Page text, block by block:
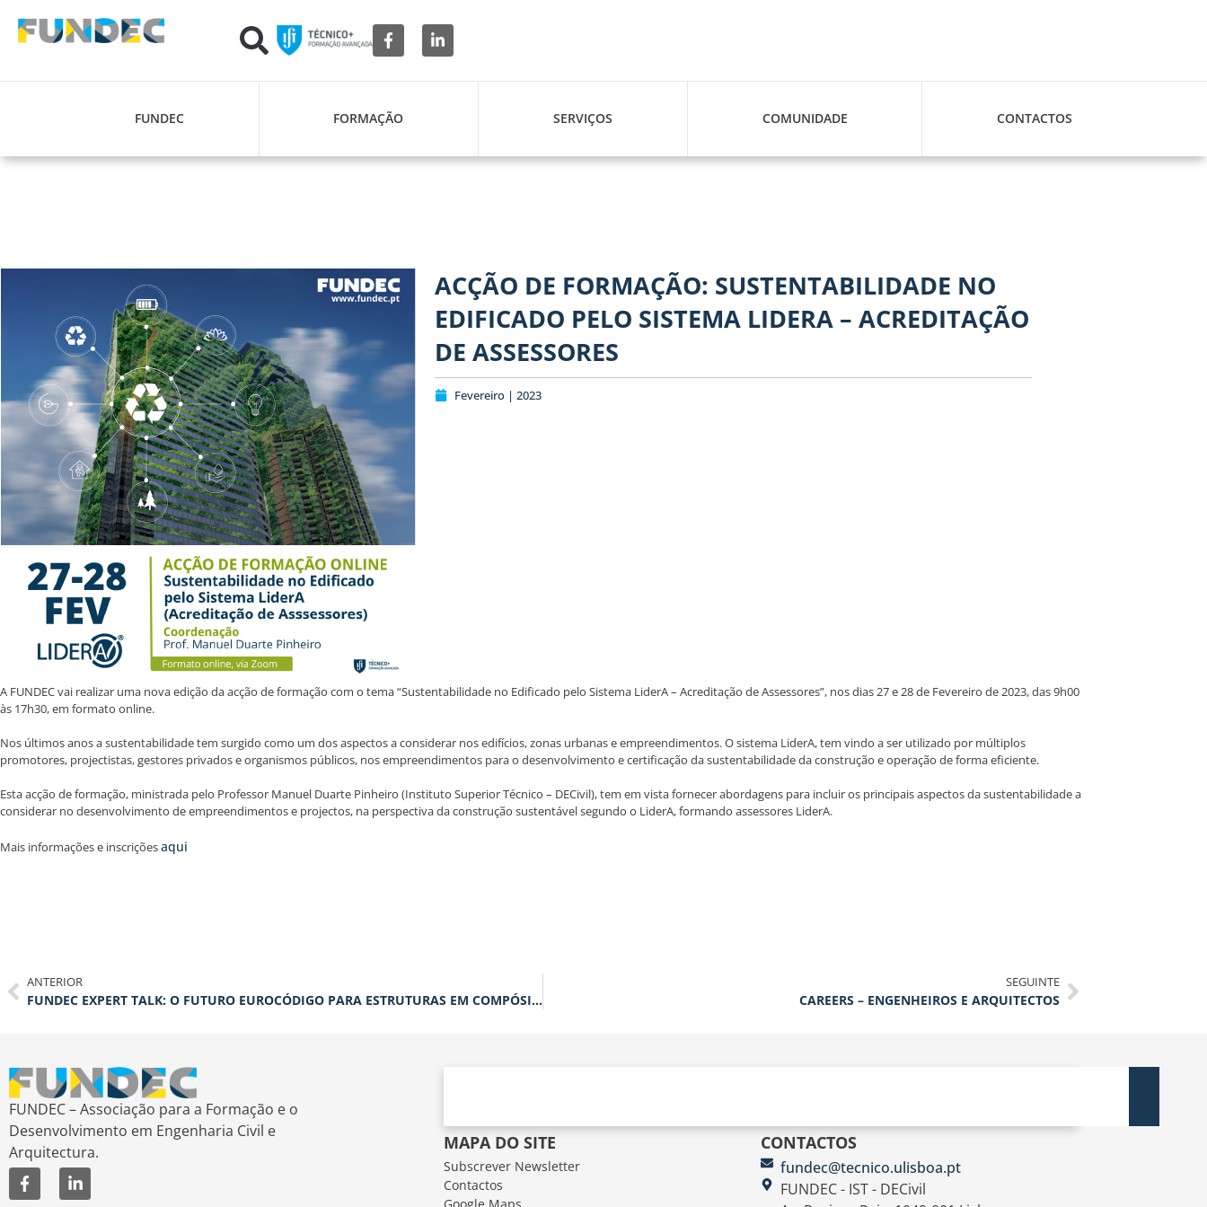
FUNDEC FORMAÇÃO SERVIÇOS COMUNIDADE CONTACTOS
ACÇÃO DE FORMAÇÃO: SUSTENTABILIDADE NO
EDIFICADO PELO SISTEMA LIDERA – ACREDITAÇÃO
DE ASSESSORES
Fevereiro | 2023
A FUNDEC vai realizar uma nova edição da acção de formação com o tema “Sustentabilidade no Edificado pelo Sistema LiderA – Acreditação de Assessores”, nos dias 27 e 28 de Fevereiro de 2023, das 9h00
às 17h30, em formato online.
Nos últimos anos a sustentabilidade tem surgido como um dos aspectos a considerar nos edifícios, zonas urbanas e empreendimentos. O sistema LiderA, tem vindo a ser utilizado por múltiplos
promotores, projectistas, gestores privados e organismos públicos, nos empreendimentos para o desenvolvimento e certificação da sustentabilidade da construção e operação de forma eficiente.
Esta acção de formação, ministrada pelo Professor Manuel Duarte Pinheiro (Instituto Superior Técnico – DECivil), tem em vista fornecer abordagens para incluir os principais aspectos da sustentabilidade a
considerar no desenvolvimento de empreendimentos e projectos, na perspectiva da construção sustentável segundo o LiderA, formando assessores LiderA.
Mais informações e inscriçõesaqui
ANTERIOR
FUNDEC EXPERT TALK: O FUTURO EUROCÓDIGO PARA ESTRUTURAS EM COMPÓSITOS, CEN/TS 19101: 2022
SEGUINTE
CAREERS – ENGENHEIROS E ARQUITECTOS
FUNDEC – Associação para a Formação e o
Desenvolvimento em Engenharia Civil e
Arquitectura.
MAPA DO SITE
Subscrever Newsletter
Contactos
Google Maps
CONTACTOS
fundec@tecnico.ulisboa.pt
FUNDEC - IST - DECivil